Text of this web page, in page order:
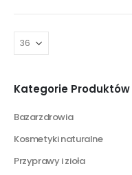
Kategorie Produktów
Bazarzdrowia
Kosmetyki naturalne
Przyprawy i zioła